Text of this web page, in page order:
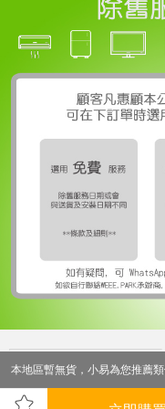
本地區暫無貨，小易為您推薦類